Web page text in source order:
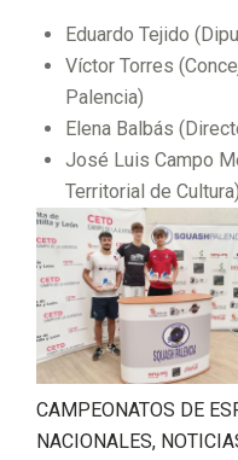
Eduardo Tejido
Víctor Torres
Palencia)
Elena Balbás
José Luis Campo
Territorial de Cultura)
CAMPEONATOS DE
NACIONALES,
SE
MIN
ARI
O
TÉC
NIC